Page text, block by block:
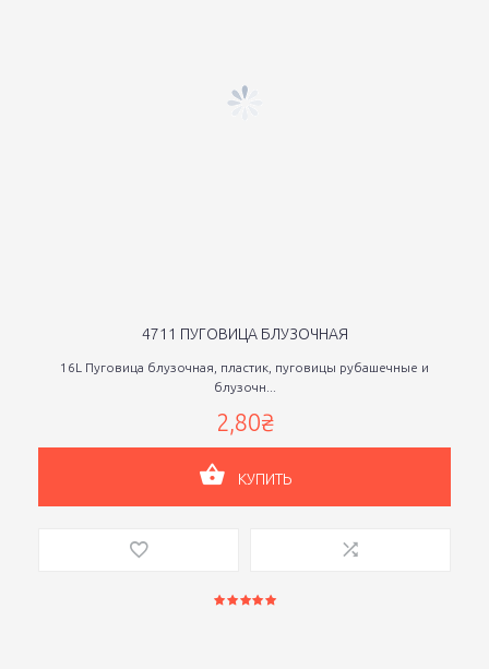
4711 ПУГОВИЦА БЛУЗОЧНАЯ
16L Пуговица блузочная, пластик, пуговицы рубашечные и
блузочн...
2,80₴
КУПИТЬ